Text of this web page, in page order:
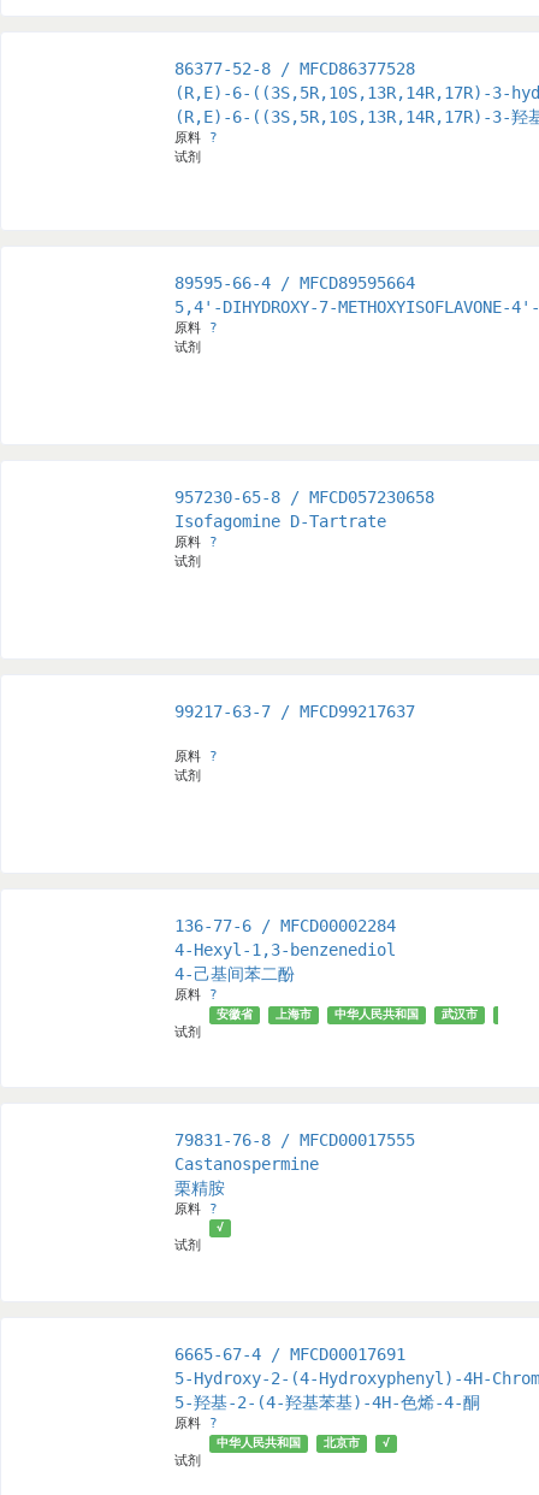
86377-52-8 / MFCD86377528
(R,E)-6-((3S,5R,10S,13R,14R,17R)-3-
(R,E)-6-((3S,5R,10S,13R,14R,17R)-3-
原料 ?
试剂
89595-66-4 / MFCD89595664
5,4'-DIHYDROXY-7-METHOXYISOFLAVONE-4'-
原料 ?
试剂
957230-65-8 / MFCD057230658
Isofagomine D-Tartrate
原料 ?
试剂
99217-63-7 / MFCD99217637
原料 ?
试剂
136-77-6 / MFCD00002284
4-Hexyl-1,3-benzenediol
4-己基间苯二酚
原料 ?
试剂
安徽省 上海市 中华人民共和国 武汉市
79831-76-8 / MFCD00017555
Castanospermine
栗精胺
原料 ?
试剂
√
6665-67-4 / MFCD00017691
5-Hydroxy-2-(4-Hydroxyphenyl)-4H-
5-羟基-2-(4-羟基苯基)-4H-色烯-4-酮
原料 ?
试剂
中华人民共和国 北京市 √